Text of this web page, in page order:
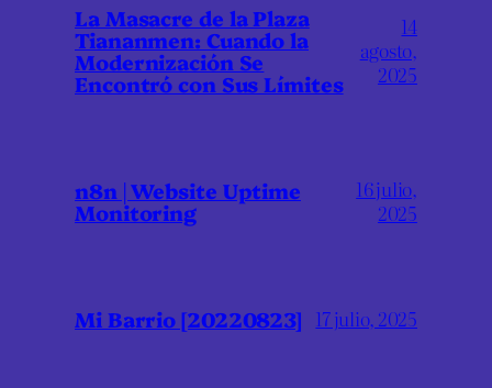
La Masacre de la Plaza
Tiananmen: Cuando la
Modernización Se
Encontró con Sus Límites
14
agosto,
2025
n8n | Website Uptime
Monitoring
16 julio,
2025
Mi Barrio [20220823] 17 julio, 2025